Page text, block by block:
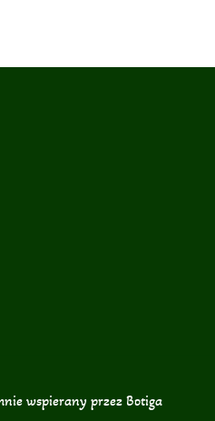
wspierany przez Botiga